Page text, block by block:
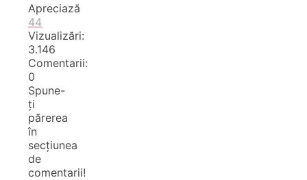
Apreciază
44
Vizualizări:
3.146
Comentarii:
0
Spune-
ți
părerea
în
secțiunea
de
comentarii!